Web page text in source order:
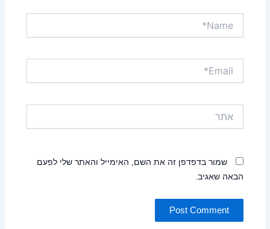
שמור בדפדפן זה את השם, האימייל והאתר שלי לפעם
הבאה שאגיב.